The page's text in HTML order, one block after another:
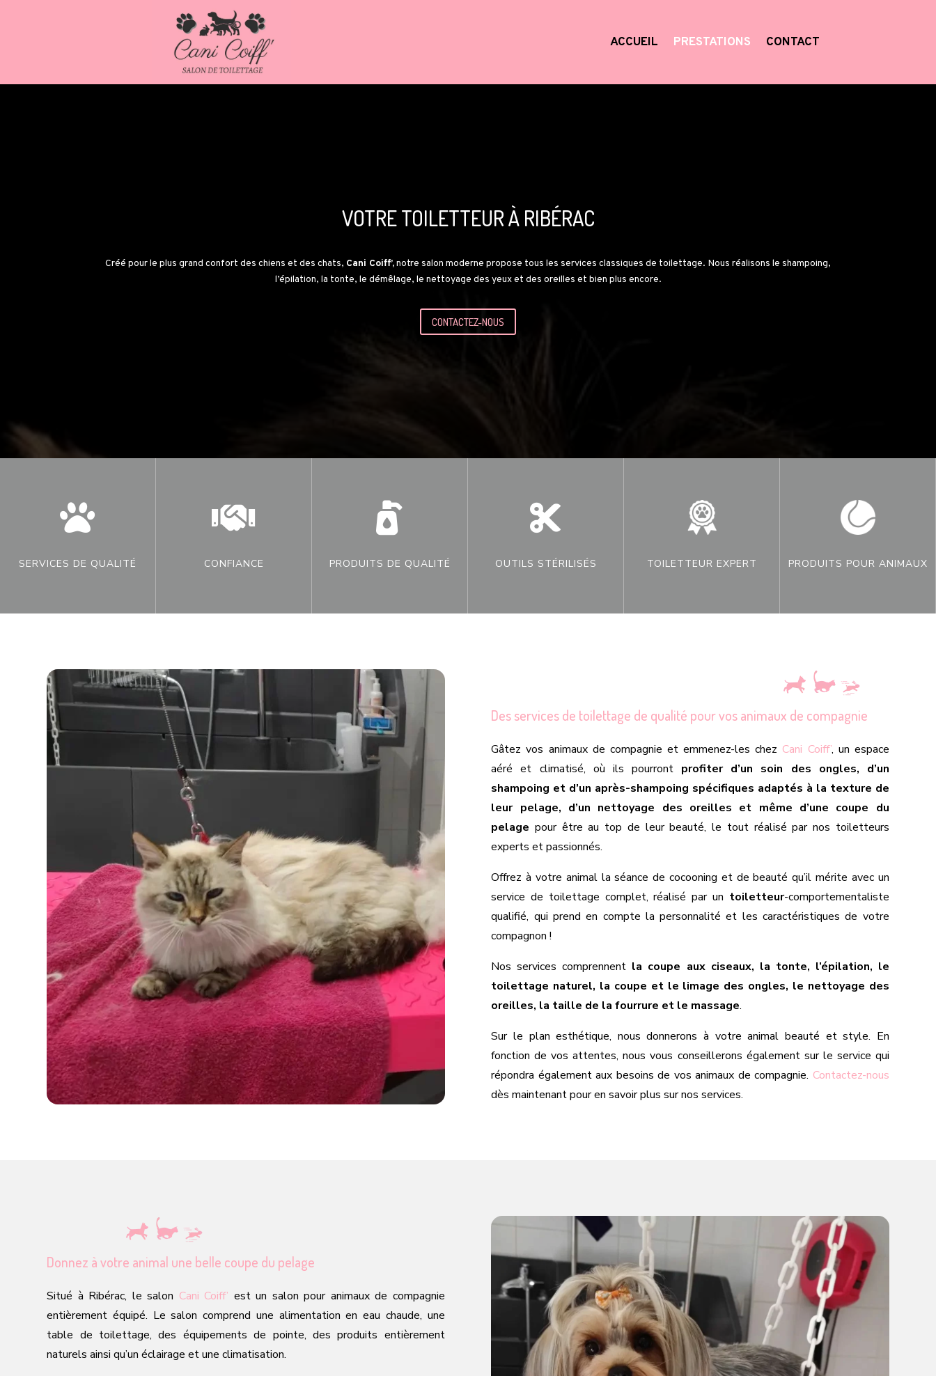
ACCUEIL PRESTATIONS CONTACT
VOTRE TOILETTEUR À RIBÉRAC
Créé pour le plus grand confort des chiens et des chats, Cani Coiff’,notre salon moderne propose tous les services classiques de toilettage. Nous réalisons le shampoing,
l’épilation, la tonte, le démêlage, le nettoyage des yeux et des oreilles et bien plus encore.
CONTACTEZ-NOUS

SERVICES DE QUALITÉ

CONFIANCE

PRODUITS DE QUALITÉ

OUTILS STÉRILISÉS TOILETTEUR EXPERT PRODUITS POUR ANIMAUX
Des services de toilettage de qualité pour vos animaux de compagnie
Gâtez vos animaux de compagnie et emmenez-les chez Cani Coiff’, un espace
aéré et climatisé, où ils pourront profiter d’un soin des ongles, d’un
shampoing et d’un après-shampoing spécifiques adaptés à la texture de
leur pelage, d’un nettoyage des oreilles et même d’une coupe du
pelage pour être au top de leur beauté, le tout réalisé par nos toiletteurs
experts et passionnés.
Offrez à votre animal la séance de cocooning et de beauté qu’il mérite avec un
service de toilettage complet, réalisé par un toiletteur-comportementaliste
qualifié, qui prend en compte la personnalité et les caractéristiques de votre
compagnon !
Nos services comprennent la coupe aux ciseaux, la tonte, l’épilation, le
toilettage naturel, la coupe et le limage des ongles, le nettoyage des
oreilles, la taille de la fourrure et le massage.
Sur le plan esthétique, nous donnerons à votre animal beauté et style. En
fonction de vos attentes, nous vous conseillerons également sur le service qui
répondra également aux besoins de vos animaux de compagnie. Contactez-nous
dès maintenant pour en savoir plus sur nos services.
Donnez à votre animal une belle coupe du pelage
Situé à Ribérac, le salon Cani Coiff’ est un salon pour animaux de compagnie
entièrement équipé. Le salon comprend une alimentation en eau chaude, une
table de toilettage, des équipements de pointe, des produits entièrement
naturels ainsi qu’un éclairage et une climatisation.